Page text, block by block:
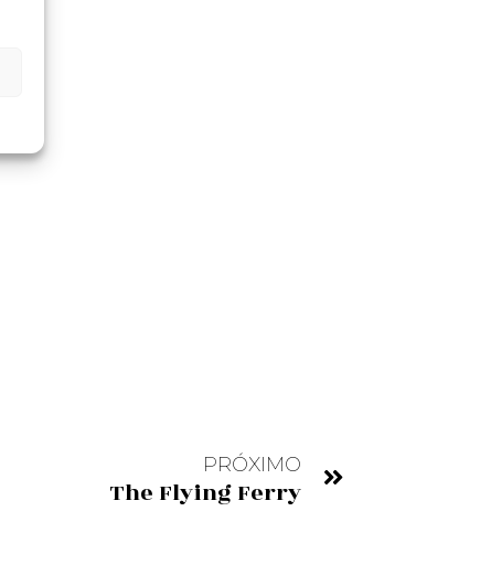
PRÓXIMO
The Flying Ferry